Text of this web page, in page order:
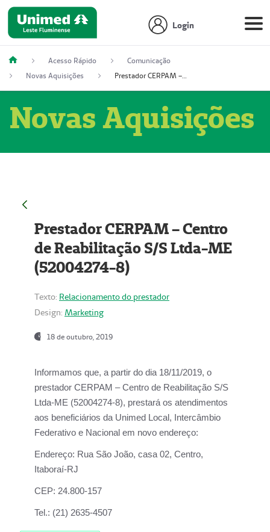
Login
Acesso Rápido
Comunicação
Novas Aquisições
Prestador CERPAM – Centro de Reabilitação S/S Ltda-ME (52004274-8)
Novas Aquisições
Prestador CERPAM – Centro
de Reabilitação S/S Ltda-ME
(52004274-8)
Texto: Relacionamento do prestador
Design: Marketing
18 de outubro, 2019
Informamos que, a partir do dia 18/11/2019, o
prestador CERPAM – Centro de Reabilitação S/S
Ltda-ME (52004274-8), prestará os atendimentos
aos beneficiários da Unimed Local, Intercâmbio
Federativo e Nacional em novo endereço:
Endereço: Rua São João, casa 02, Centro,
Itaboraí-RJ
CEP: 24.800-157
Tel.: (21) 2635-4507